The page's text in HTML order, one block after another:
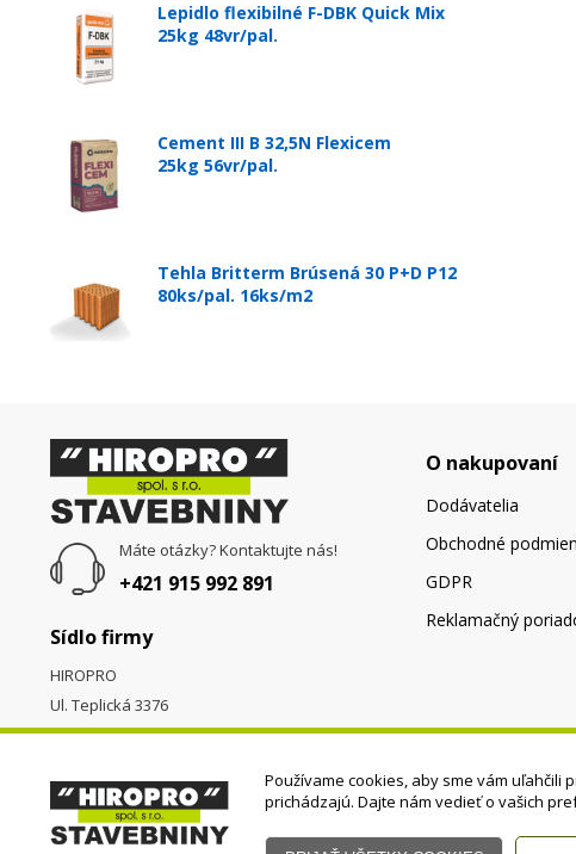
Lepidlo flexibilné F-DBK Quick Mix
25kg 48vr/pal.
Cement III B 32,5N Flexicem
25kg 56vr/pal.
Tehla Britterm Brúsená 30 P+D P12
80ks/pal. 16ks/m2
Máte otázky? Kontaktujte nás!
+421 915 992 891
Sídlo firmy
HIROPRO
Ul. Teplická 3376
058 01Poprad
O nakupovaní
Dodávatelia
Obchodné
GDPR
Reklamačný
Používame cookies, aby sme vám
prichádzajú. Dajte nám vedieť o vašich